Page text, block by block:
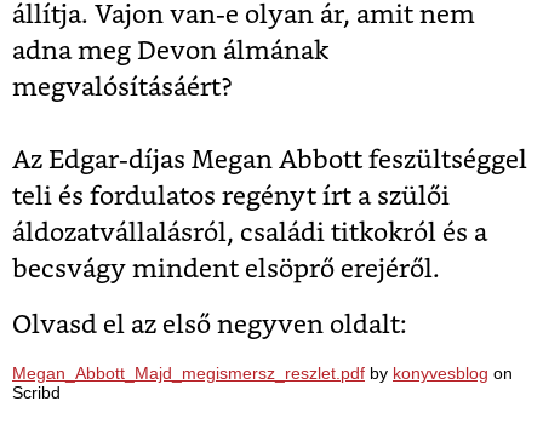
állítja. Vajon van-e olyan ár, amit nem
adna meg Devon álmának
megvalósításáért?
Az Edgar-díjas Megan Abbott feszültséggel
teli és fordulatos regényt írt a szülői
áldozatvállalásról, családi titkokról és a
becsvágy mindent elsöprő erejéről.
Olvasd el az első negyven oldalt:
Megan_Abbott_Majd_megismersz_reszlet.pdf by konyvesblog on
Scribd